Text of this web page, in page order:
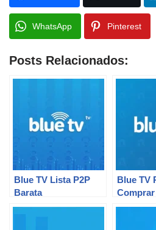
WhatsApp Pinterest
Posts Relacionados:
Blue TV Lista P2P
Barata
Blue TV
Comprar